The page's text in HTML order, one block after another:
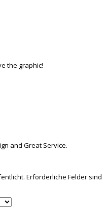
the graphic!
and Great Service.
Erforderliche Felder sind